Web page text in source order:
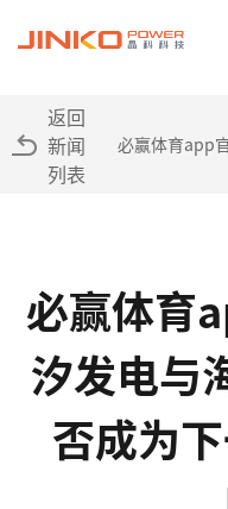
返回
新闻
列表
必赢体育app
必赢体育
汐发电与
否成为